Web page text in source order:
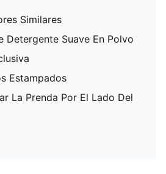
Similares
Detergente Suave En Polvo
Estampados
La Prenda Por El Lado Del